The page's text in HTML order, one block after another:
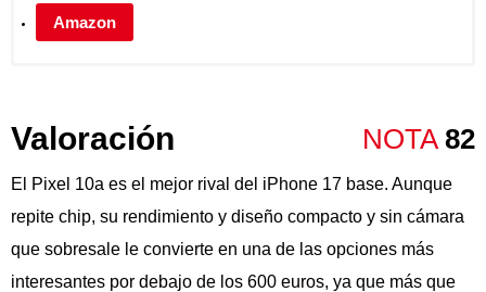
Amazon
Valoración NOTA 82
El Pixel 10a es el mejor rival del iPhone 17 base. Aunque
repite chip, su rendimiento y diseño compacto y sin cámara
que sobresale le convierte en una de las opciones más
interesantes por debajo de los 600 euros, ya que más que